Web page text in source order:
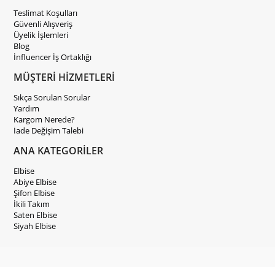
Teslimat Koşulları
Güvenli Alışveriş
Üyelik İşlemleri
Blog
İnfluencer İş Ortaklığı
MÜŞTERİ HİZMETLERİ
Sıkça Sorulan Sorular
Yardım
Kargom Nerede?
İade Değişim Talebi
ANA KATEGORİLER
Elbise
Abiye Elbise
Şifon Elbise
İkili Takım
Saten Elbise
Siyah Elbise